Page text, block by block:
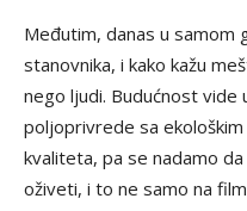
Međutim, danas u samom
stanovnika, i kako kažu
nego ljudi. Budućnost vide
poljoprivrede sa
kvaliteta, pa se nadamo
oživeti, i to ne samo na